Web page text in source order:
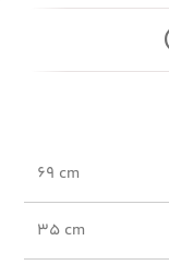
69 cm
35 cm